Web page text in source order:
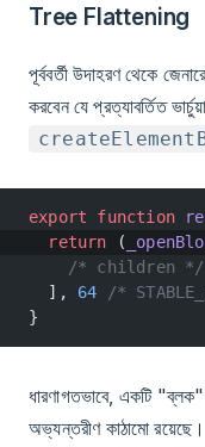
Tree Flattening
পূর্ববর্তী উদাহরণ থেকে
করবেন যে প্রত্যাবর্তিত
export function
  return
(
    /* children */
  ],
64 /*
}
ধারণাগতভাবে, একটি
অভ্যন্তরীণ কাঠামো